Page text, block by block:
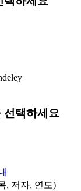
선택하세요
, 저자, 연도)